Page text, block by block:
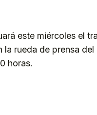
este miércoles el
la rueda de prensa
horas.